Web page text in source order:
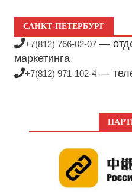
САНКТ-ПЕТЕРБУРГ
+7(812) 766-02-07 —
маркетинга
+7(812) 971-102-4 —